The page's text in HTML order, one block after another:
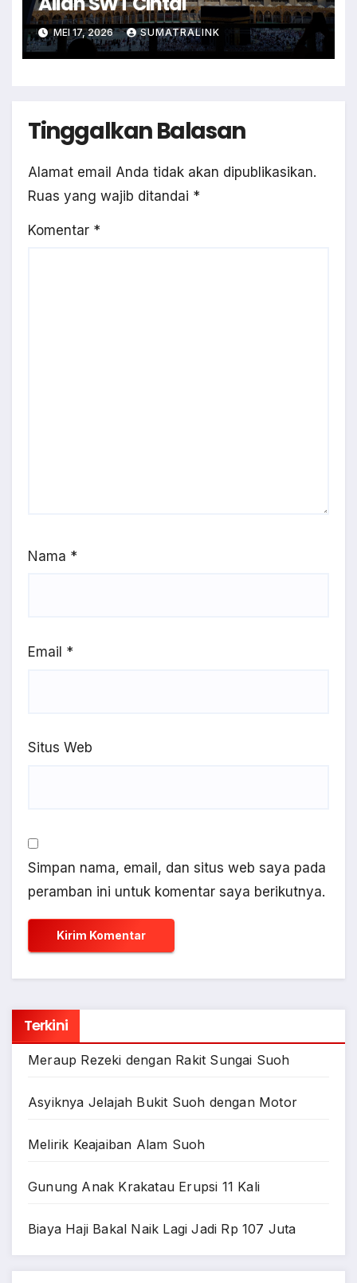
MEI 17, 2026 SUMATRALINK
Tinggalkan Balasan
Alamat email Anda tidak akan dipublikasikan.
Ruas yang wajib ditandai *
Komentar *
Nama *
Email *
Situs Web
Simpan nama, email, dan situs web saya pada
peramban ini untuk komentar saya berikutnya.
Terkini
Meraup Rezeki dengan Rakit Sungai Suoh
Asyiknya Jelajah Bukit Suoh dengan Motor
Melirik Keajaiban Alam Suoh
Gunung Anak Krakatau Erupsi 11 Kali
Biaya Haji Bakal Naik Lagi Jadi Rp 107 Juta